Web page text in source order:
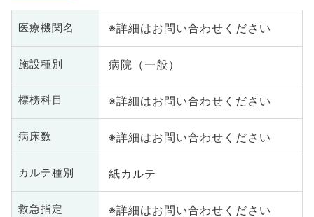
医療機関名 ※詳細はお問い合わせください
施設種別 病院（一般）
標榜科目 ※詳細はお問い合わせください
病床数 ※詳細はお問い合わせください
カルテ種別 紙カルテ
救急指定 ※詳細はお問い合わせください